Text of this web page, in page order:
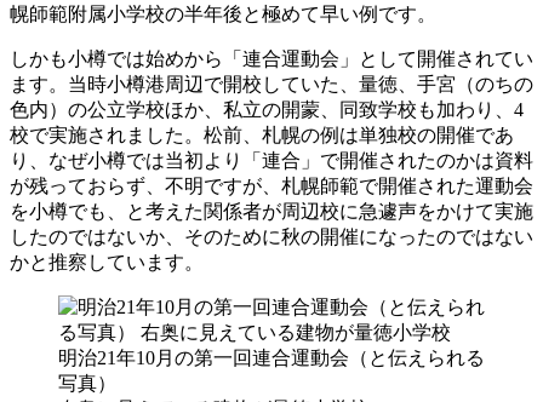
幌師範附属小学校の半年後と極めて早い例です。
しかも小樽では始めから「連合運動会」として開催されてい
ます。当時小樽港周辺で開校していた、量徳、手宮（のちの
色内）の公立学校ほか、私立の開蒙、同致学校も加わり、4
校で実施されました。松前、札幌の例は単独校の開催であ
り、なぜ小樽では当初より「連合」で開催されたのかは資料
が残っておらず、不明ですが、札幌師範で開催された運動会
を小樽でも、と考えた関係者が周辺校に急遽声をかけて実施
したのではないか、そのために秋の開催になったのではない
かと推察しています。
明治21年10月の第一回連合運動会（と伝えられる
写真）